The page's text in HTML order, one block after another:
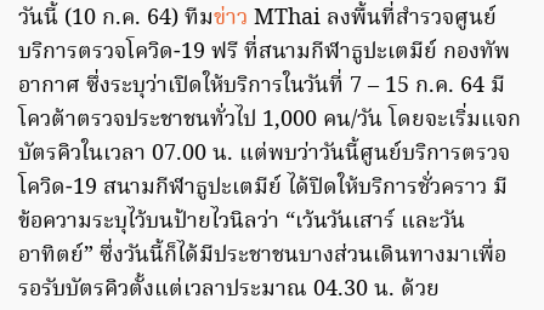
วันนี้ (10 ก.ค. 64) ทีมข่าว MThai ลงพื้นที่สำรวจศูนย์
บริการตรวจโควิด-19 ฟรี ที่สนามกีฬาธูปะเตมีย์ กองทัพ
อากาศ ซึ่งระบุว่าเปิดให้บริการในวันที่ 7 – 15 ก.ค. 64 มี
โควต้าตรวจประชาชนทั่วไป 1,000 คน/วัน โดยจะเริ่มแจก
บัตรคิวในเวลา 07.00 น. แต่พบว่าวันนี้ศูนย์บริการตรวจ
โควิด-19 สนามกีฬาธูปะเตมีย์ ได้ปิดให้บริการชั่วคราว มี
ข้อความระบุไว้บนป้ายไวนิลว่า “เว้นวันเสาร์ และวัน
อาทิตย์” ซึ่งวันนี้ก็ได้มีประชาชนบางส่วนเดินทางมาเพื่อ
รอรับบัตรคิวตั้งแต่เวลาประมาณ 04.30 น. ด้วย